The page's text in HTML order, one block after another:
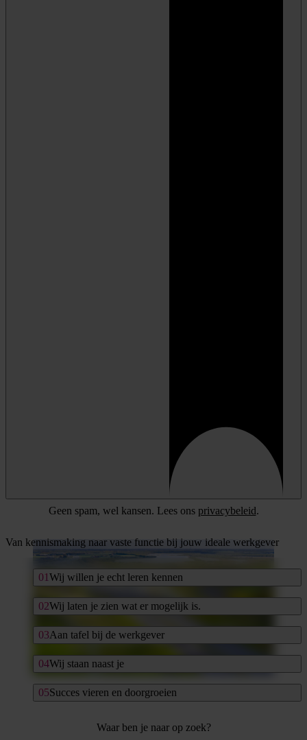
Geen spam, wel kansen. Lees ons privacybeleid.
Van kennismaking naar vaste functie bij jouw ideale werkgever
Wij willen je echt leren kennen
Wij laten je zien wat er mogelijk is.
Aan tafel bij de werkgever
Wij staan naast je
Succes vieren en doorgroeien
Waar ben je naar op zoek?